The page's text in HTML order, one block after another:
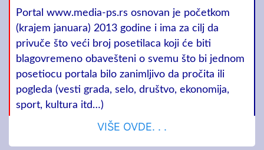
Portal www.media-ps.rs osnovan je početkom
(krajem januara) 2013 godine i ima za cilj da
privuče što veći broj posetilaca koji će biti
blagovremeno obavešteni o svemu što bi jednom
posetiocu portala bilo zanimljivo da pročita ili
pogleda (vesti grada, selo, društvo, ekonomija,
sport, kultura itd…)
VIŠE OVDE. . .